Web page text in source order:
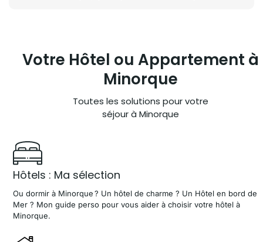
Votre Hôtel ou Appartement à
Minorque
Toutes les solutions pour votre
séjour à Minorque
Hôtels : Ma sélection
Ou dormir à Minorque ? Un hôtel de charme ? Un Hôtel en bord de
Mer ? Mon guide perso pour vous aider à choisir votre hôtel à
Minorque.